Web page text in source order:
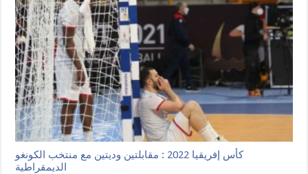
كأس إفريقيا 2022 : مقابلتين وديتين مع منتخب الكونغو
الديمقراطية